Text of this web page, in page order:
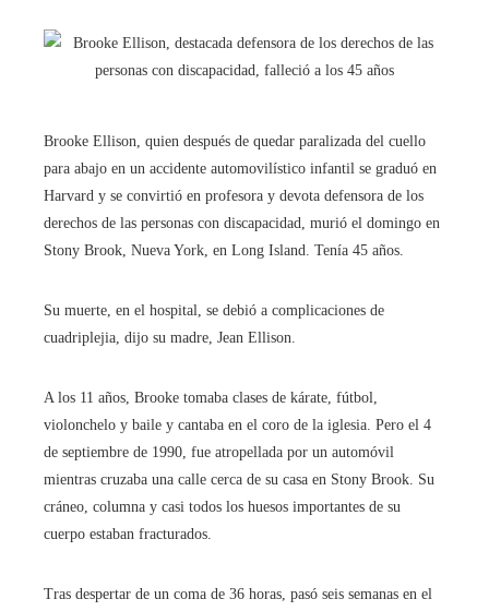
Brooke Ellison, quien después de quedar paralizada del cuello
para abajo en un accidente automovilístico infantil se graduó en
Harvard y se convirtió en profesora y devota defensora de los
derechos de las personas con discapacidad, murió el domingo en
Stony Brook, Nueva York, en Long Island. Tenía 45 años.
Su muerte, en el hospital, se debió a complicaciones de
cuadriplejia, dijo su madre, Jean Ellison.
A los 11 años, Brooke tomaba clases de kárate, fútbol, ​​
violonchelo y baile y cantaba en el coro de la iglesia. Pero el 4
de septiembre de 1990, fue atropellada por un automóvil
mientras cruzaba una calle cerca de su casa en Stony Brook. Su
cráneo, columna y casi todos los huesos importantes de su
cuerpo estaban fracturados.
Tras despertar de un coma de 36 horas, pasó seis semanas en el